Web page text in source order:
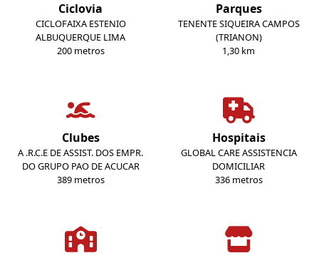
Ciclovia
CICLOFAIXA ESTENIO
ALBUQUERQUE LIMA
200 metros
Parques
TENENTE SIQUEIRA CAMPOS
(TRIANON)
1,30 km
Clubes
A .R.C.E DE ASSIST. DOS EMPR.
DO GRUPO PAO DE ACUCAR
389 metros
Hospitais
GLOBAL CARE ASSISTENCIA
DOMICILIAR
336 metros